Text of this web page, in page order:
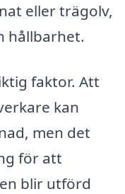
eller trägolv,
hållbarhet.
faktor. Att
kan
men det
för att
blir utförd